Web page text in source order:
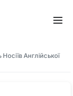
Англійської